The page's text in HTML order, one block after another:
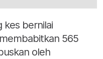
kes bernilai
565
oleh